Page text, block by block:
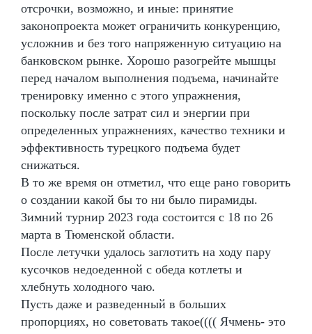
отсрочки, возможно, и иные: принятие
законопроекта может ограничить конкуренцию,
усложнив и без того напряженную ситуацию на
банковском рынке. Хорошо разогрейте мышцы
перед началом выполнения подъема, начинайте
тренировку именно с этого упражнения,
поскольку после затрат сил и энергии при
определенных упражнениях, качество техники и
эффективность турецкого подъема будет
снижаться.
В то же время он отметил, что еще рано говорить
о создании какой бы то ни было пирамиды.
Зимний турнир 2023 года состоится с 18 по 26
марта в Тюменской области.
После летучки удалось заглотить на ходу пару
кусочков недоеденной с обеда котлеты и
хлебнуть холодного чаю.
Пусть даже и разведенный в больших
пропорциях, но советовать такое(((( Ячмень- это